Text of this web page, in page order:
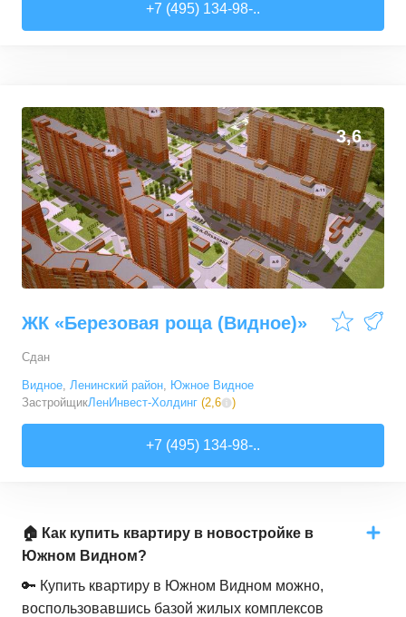
+7 (495) 134-98-..
3,6
ЖК «Березовая роща (Видное)»
Сдан
Видное, Ленинский район, Южное Видное
ЗастройщикЛенИнвест-Холдинг (2,6 )
+7 (495) 134-98-..
🏠 Как купить квартиру в новостройке в
Южном Видном?
🔑 Купить квартиру в Южном Видном можно,
воспользовавшись базой жилых комплексов